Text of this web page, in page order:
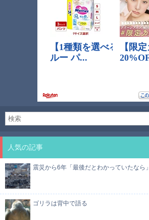
人気の記事
震災から6年「最後だとわかっていたなら」
ゴリラは背中で語る